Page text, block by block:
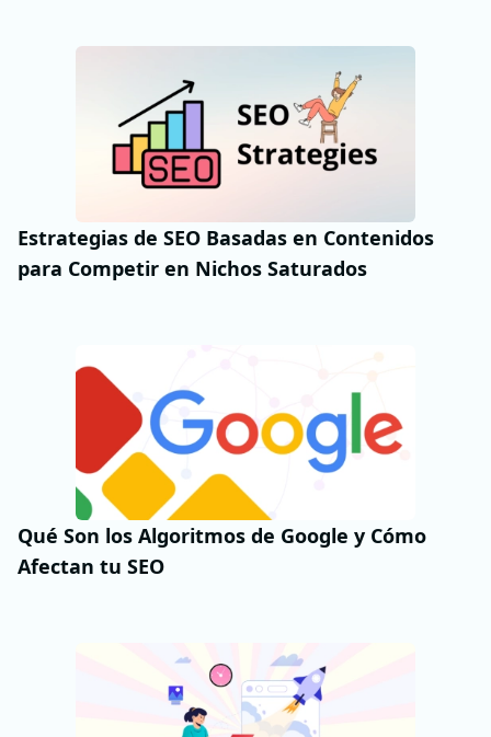
Estrategias de SEO Basadas en Contenidos
para Competir en Nichos Saturados
Qué Son los Algoritmos de Google y Cómo
Afectan tu SEO